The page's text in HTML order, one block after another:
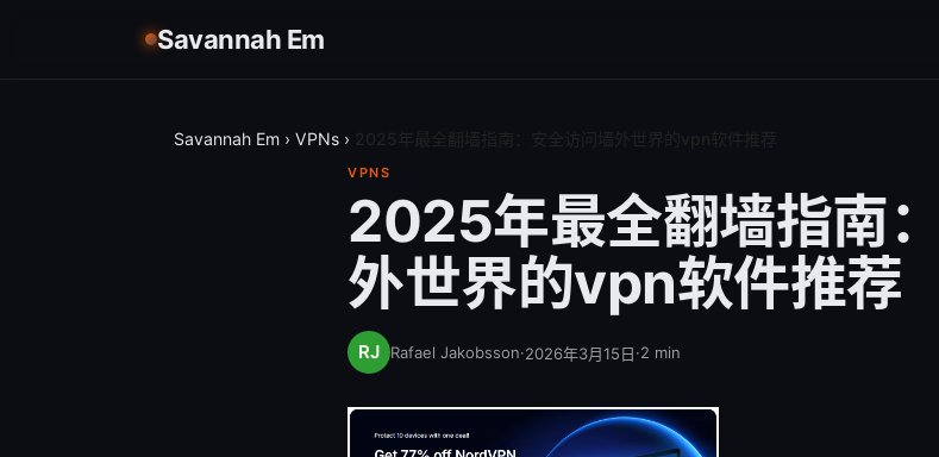
Savannah Em
Savannah Em › VPNs ›
VPNS
2025年最全翻墙指南
外世界的vpn软件推荐
Rafael Jakobsson·2026年3月15日·2 min